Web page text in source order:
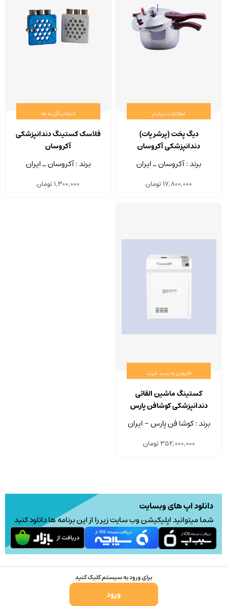
اطلاعات بیشتر
دیگ پخت (پرشر پات)
دندانپزشکی آکروسان
برند : آکروسان ـ ایران
17,800,000تومان
انتخاب گزینه ها
این
فلاسک کستینگ دندانپزشکی
آکروسان
برند : آکروسان ـ ایران
1,300,000تومان
افزودن به سبد خرید
کستینگ ماشین القائی
دندانپزشکی کوشافن پارس
برند : کوشا فن پارس - ایران
352,000,000تومان
دانلود اپ های وبسایت
شما میتوانید اپلیکیشن وب سایت زیر را از این برنامه ها دانلود کنید
برای ورود به سیستم کلیک کنید
ورود